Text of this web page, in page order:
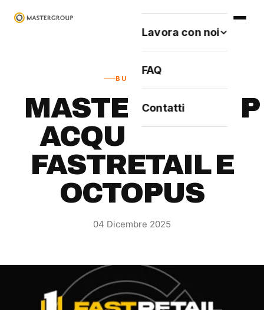
Lavora con noi
FAQ
Contatti
BUSINESS
MASTERGROUP
ACQUISISCE
FASTRETAIL E
OCTOPUS
04 Dicembre 2025